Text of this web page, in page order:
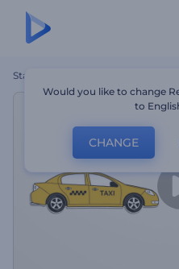
Startseite
Would you like to change
to
CHANGE